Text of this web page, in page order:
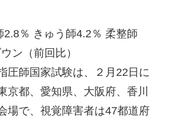
2.8％ きゅう師4.2％ 柔整師
ン（前回比）
圧師国家試験は、２月22日に
京都、愛知県、大阪府、香川
場で、視覚障害者は47都道府